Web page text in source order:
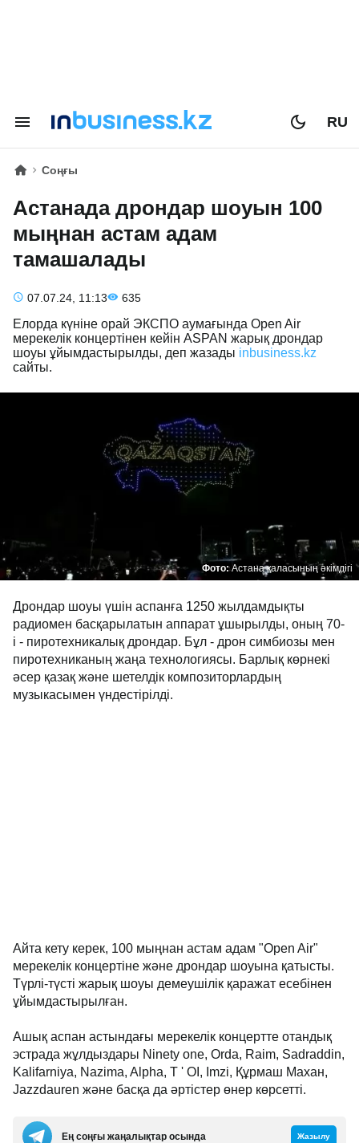
RU
Соңғы
Астанада дрондар шоуын 100
мыңнан астам адам
тамашалады
07.07.24, 11:13 635
Елорда күніне орай ЭКСПО аумағында Open Air
мерекелік концертінен кейін ASPAN жарық дрондар
шоуы ұйымдастырылды, деп жазады inbusiness.kz
сайты.
Фото:Астана қаласының әкімдігі
Дрондар шоуы үшін аспанға 1250 жылдамдықты
радиомен басқарылатын аппарат ұшырылды, оның 70-
і - пиротехникалық дрондар. Бұл - дрон симбиозы мен
пиротехниканың жаңа технологиясы. Барлық көрнекі
әсер қазақ және шетелдік композиторлардың
музыкасымен үндестірілді.
Айта кету керек, 100 мыңнан астам адам "Open Air"
мерекелік концертіне және дрондар шоуына қатысты.
Түрлі-түсті жарық шоуы демеушілік қаражат есебінен
ұйымдастырылған.
Ашық аспан астындағы мерекелік концертте отандық
эстрада жұлдыздары Ninety one, Orda, Raim, Sadraddin,
Kalifarniya, Nazima, Alpha, T ' OI, Imzi, Құрмаш Махан,
Jazzdauren және басқа да әртістер өнер көрсетті.
Ең соңғы жаңалықтар осында Жазылу